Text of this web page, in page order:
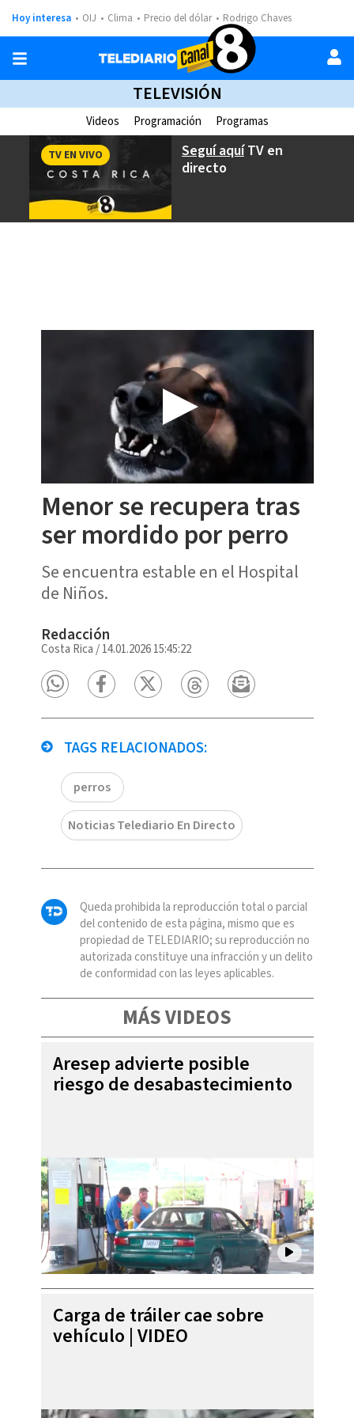
Hoy interesa OIJ Clima Precio del dólar Rodrigo Chaves
TELEVISIÓN
Videos Programación Programas
Seguí aquíTV en
directo
TV EN VIVO
Menor se recupera tras
ser mordido por perro
Se encuentra estable en el Hospital
de Niños.
Redacción
Costa Rica /14.01.2026 15:45:22
TAGS RELACIONADOS:
perros
Noticias Telediario En Directo
Queda prohibida la reproducción total o parcial
del contenido de esta página, mismo que es
propiedad de TELEDIARIO; su reproducción no
autorizada constituye una infracción y un delito
de conformidad con las leyes aplicables.
MÁS VIDEOS
Aresep advierte posible
riesgo de desabastecimiento
Carga de tráiler cae sobre
vehículo | VIDEO